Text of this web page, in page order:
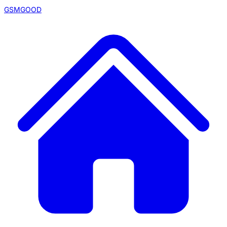
GSMGOOD